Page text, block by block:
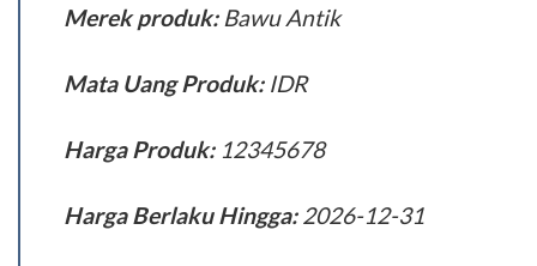
Merek produk: Bawu Antik
Mata Uang Produk: IDR
Harga Produk: 12345678
Harga Berlaku Hingga:2026-12-31